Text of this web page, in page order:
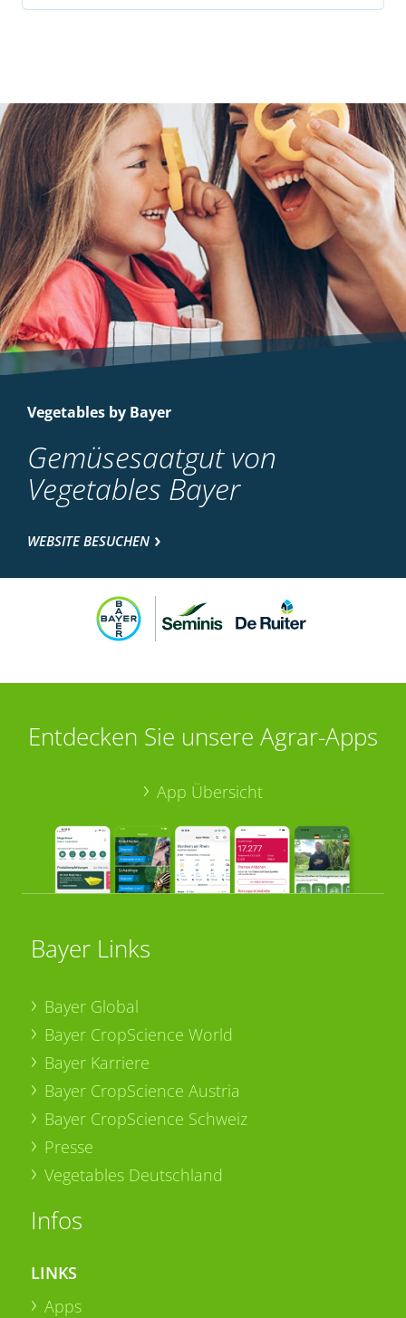
Vegetables by Bayer
Gemüsesaatgut von
Vegetables Bayer
WEBSITE BESUCHEN
Entdecken Sie unsere Agrar-Apps
App Übersicht
Bayer Links
Bayer Global
Bayer CropScience World
Bayer Karriere
Bayer CropScience Austria
Bayer CropScience Schweiz
Presse
Vegetables Deutschland
Infos
LINKS
Apps